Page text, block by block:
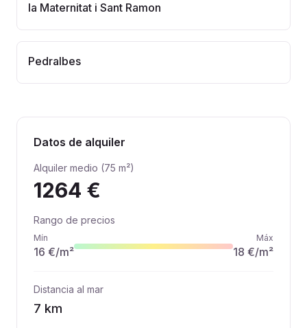
la Maternitat i Sant Ramon
Pedralbes
Datos de alquiler
Alquiler medio (75 m²)
1264 €
Rango de precios
Mín
16 €/m²
Máx
18 €/m²
Distancia al mar
7 km